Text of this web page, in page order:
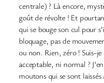
centrale) ? Là encore,
goût de révolte ! Et
qui se bouge son cul pour
bloquage, pas de
ou non. Rien, zéro ! Suis-
acceptable, ni normal ?
moutons qui se sont